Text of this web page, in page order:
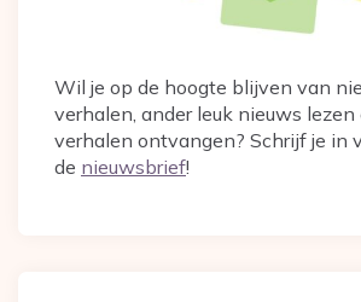
Wil je op de hoogte blijven van
verhalen, ander leuk nieuws lezen
verhalen ontvangen? Schrijf je in
de nieuwsbrief!